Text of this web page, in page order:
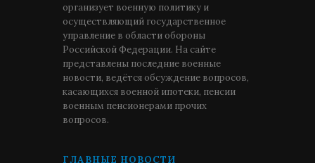
организует военную политику и
осуществляющий государственное
управление в области обороны
Российской Федерации. На сайте
представлены последние военные
новости, ведётся обсуждение вопросов,
касающихся военной ипотеки, пенсии
военным пенсионерами прочих
вопросов.
ГЛАВНЫЕ НОВОСТИ